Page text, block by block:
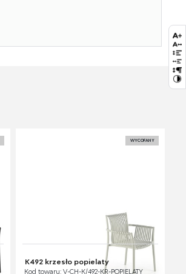
WYCOFANY
K492 krzesło popielaty
Kod towaru: V-CH-K/492-KR-POPIELATY